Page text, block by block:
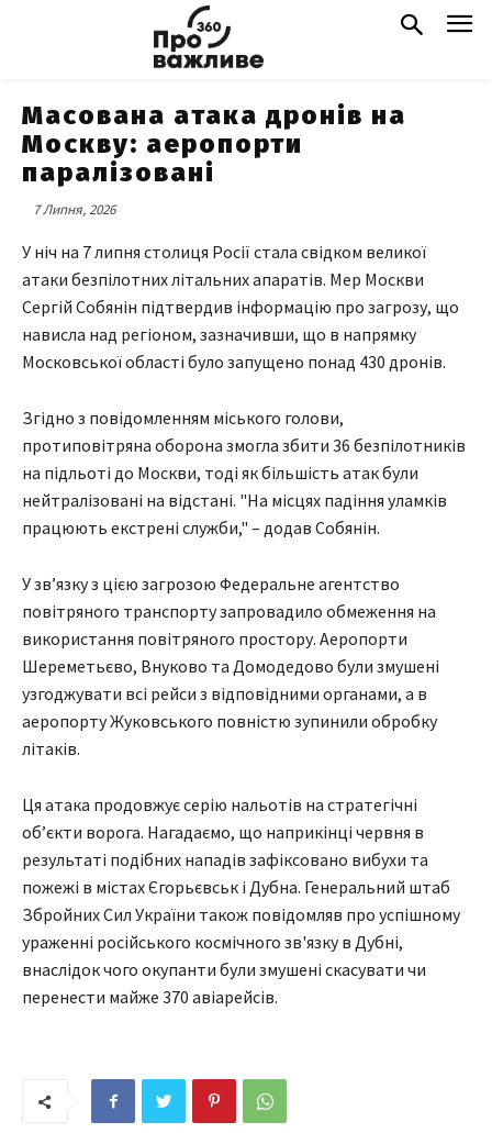
Масована атака дронів на
Москву: аеропорти
паралізовані
7 Липня, 2026
У ніч на 7 липня столиця Росії стала свідком великої
атаки безпілотних літальних апаратів. Мер Москви
Сергій Собянін підтвердив інформацію про загрозу, що
нависла над регіоном, зазначивши, що в напрямку
Московської області було запущено понад 430 дронів.
Згідно з повідомленням міського голови,
протиповітряна оборона змогла збити 36 безпілотників
на підльоті до Москви, тоді як більшість атак були
нейтралізовані на відстані. "На місцях падіння уламків
працюють екстрені служби," – додав Собянін.
У зв’язку з цією загрозою Федеральне агентство
повітряного транспорту запровадило обмеження на
використання повітряного простору. Аеропорти
Шереметьєво, Внуково та Домодедово були змушені
узгоджувати всі рейси з відповідними органами, а в
аеропорту Жуковського повністю зупинили обробку
літаків.
Ця атака продовжує серію нальотів на стратегічні
об’єкти ворога. Нагадаємо, що наприкінці червня в
результаті подібних нападів зафіксовано вибухи та
пожежі в містах Єгорьєвськ і Дубна. Генеральний штаб
Збройних Сил України також повідомляв про успішному
ураженні російського космічного зв'язку в Дубні,
внаслідок чого окупанти були змушені скасувати чи
перенести майже 370 авіарейсів.